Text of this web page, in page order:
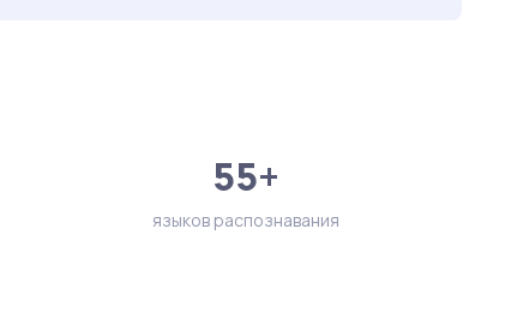
55+
языков распознавания